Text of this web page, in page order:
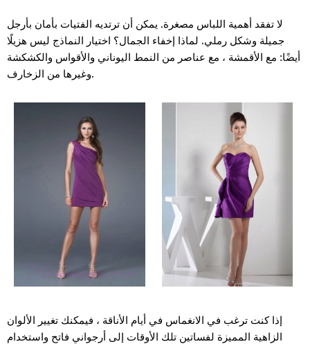
لا تفقد أهمية اللباس مصغرة. يمكن أن ترتديه الفتيات بأمان بأرجل
جميلة وشكل رملي. لماذا إخفاء الجمال؟ اختيار النماذج ليس هزيلًا
أيضًا: مع الأقمشة ، مع عناصر من النمط اليوناني والأقواس والكشكشة
وغيرها من الزخارف.
إذا كنت ترغب في الانغماس في أيام الأناقة ، فيمكنك تغيير الألوان
الزاهية المميزة لفساتين تلك الأوقات إلى أرجواني فاتح واستخدام